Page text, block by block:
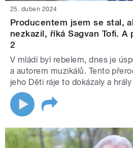
25. duben 2024
Producentem jsem se stal,
nezkazil, říká Sagvan Tofi. A
2
V mládí byl rebelem, dnes je
a autorem muzikálů. Tento
jeho Děti ráje to dokázaly a